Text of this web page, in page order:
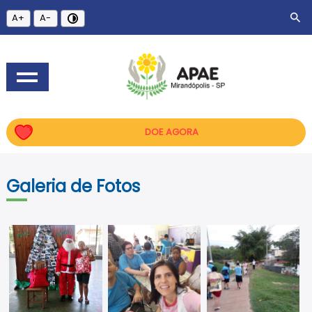
A+ A-
DOE AGORA
Galeria de Fotos